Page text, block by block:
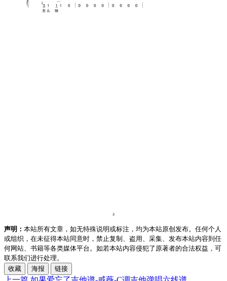
声明： 本站所有文章，如无特殊说明或标注，均为本站原创发布。任何个人
或组织，在未征得本站同意时，禁止复制、盗用、采集、发布本站内容到任
何网站、书籍等各类媒体平台。如若本站内容侵犯了原著者的合法权益，可
联系我们进行处理。
收藏
海报 链接